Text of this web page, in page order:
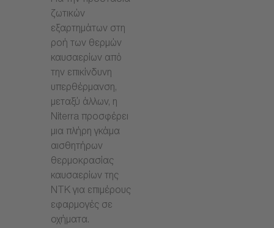
ζωτικών
εξαρτημάτων στη
ροή των θερμών
καυσαερίων από
την επικίνδυνη
υπερθέρμανση,
μεταξύ άλλων, η
Niterra προσφέρει
μια πλήρη γκάμα
αισθητήρων
θερμοκρασίας
καυσαερίων της
NTK για επιμέρους
εφαρμογές σε
οχήματα.